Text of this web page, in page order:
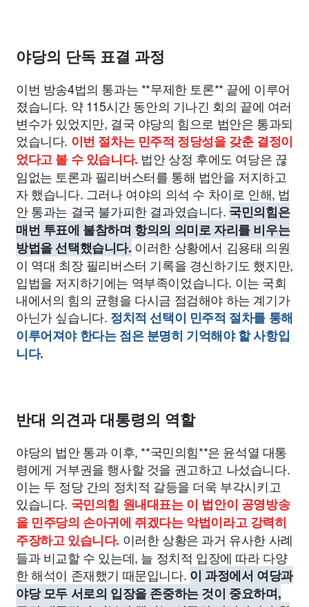
야당의 단독 표결 과정
이번 방송4법의 통과는 **무제한 토론** 끝에 이루어
졌습니다. 약 115시간 동안의 기나긴 회의 끝에 여러
변수가 있었지만, 결국 야당의 힘으로 법안은 통과되
었습니다. 이번 절차는 민주적 정당성을 갖춘 결정이
었다고 볼 수 있습니다. 법안 상정 후에도 여당은 끊
임없는 토론과 필리버스터를 통해 법안을 저지하고
자 했습니다. 그러나 여야의 의석 수 차이로 인해, 법
안 통과는 결국 불가피한 결과였습니다. 국민의힘은
매번 투표에 불참하며 항의의 의미로 자리를 비우는
방법을 선택했습니다. 이러한 상황에서 김용태 의원
이 역대 최장 필리버스터 기록을 경신하기도 했지만,
입법을 저지하기에는 역부족이었습니다. 이는 국회
내에서의 힘의 균형을 다시금 점검해야 하는 계기가
아닌가 싶습니다. 정치적 선택이 민주적 절차를 통해
이루어져야 한다는 점은 분명히 기억해야 할 사항입
니다.
반대 의견과 대통령의 역할
야당의 법안 통과 이후, **국민의힘**은 윤석열 대통
령에게 거부권을 행사할 것을 권고하고 나섰습니다.
이는 두 정당 간의 정치적 갈등을 더욱 부각시키고
있습니다. 국민의힘 원내대표는 이 법안이 공영방송
을 민주당의 손아귀에 쥐겠다는 악법이라고 강력히
주장하고 있습니다. 이러한 상황은 과거 유사한 사례
들과 비교할 수 있는데, 늘 정치적 입장에 따라 다양
한 해석이 존재했기 때문입니다. 이 과정에서 여당과
야당 모두 서로의 입장을 존중하는 것이 중요하며,